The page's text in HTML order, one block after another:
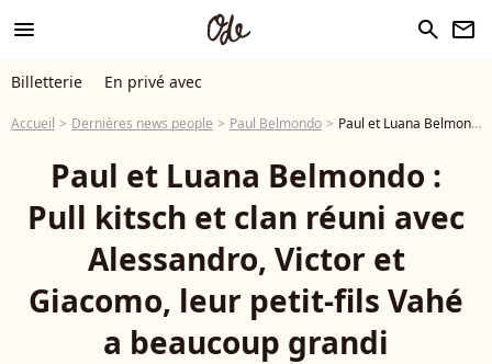
menu search newsletter
Billetterie En privé avec
Accueil Dernières news people Paul Belmondo Paul et Luana Belmondo : Pull kitsch et clan réuni avec Alessandro, Victor et Giacomo, leur petit-fils Vahé a beaucoup grandi
Paul et Luana Belmondo :
Pull kitsch et clan réuni avec
Alessandro, Victor et
Giacomo, leur petit-fils Vahé
a beaucoup grandi